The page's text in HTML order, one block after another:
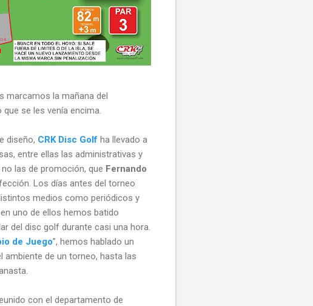
marcamos la mañana del
se les venía encima.
diseño, CRK Disc Golf ha llevado a
entre ellas las administrativas y
las de promoción, que Fernando
Los días antes del torneo
medios como periódicos y
uno de ellos hemos batido
del disc golf durante casi una hora.
de Juego”, hemos hablado un
ambiente de un torneo, hasta las
con el departamento de